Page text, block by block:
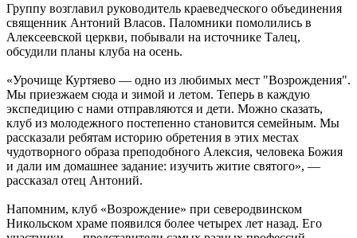
Группу возглавил руководитель краеведческого объединения
священник Антоний Власов. Паломники помолились в
Алексеевской церкви, побывали на источнике Талец,
обсудили планы клуба на осень.
«Урочище Куртяево — одно из любимых мест "Возрождения".
Мы приезжаем сюда и зимой и летом. Теперь в каждую
экспедицию с нами отправляются и дети. Можно сказать,
клуб из молодежного постепенно становится семейным. Мы
рассказали ребятам историю обретения в этих местах
чудотворного образа преподобного Алексия, человека Божия
и дали им домашнее задание: изучить житие святого», —
рассказал отец Антоний.
Напомним, клуб «Возрождение» при северодвинском
Никольском храме появился более четырех лет назад. Его